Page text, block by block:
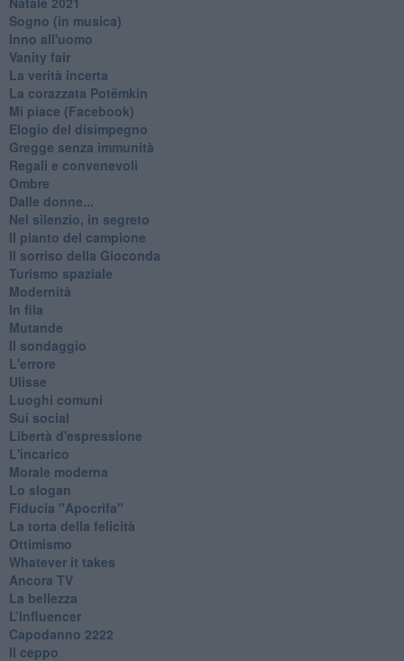
Sogno (in musica)
Inno all'uomo
Vanity fair
La verità incerta
La corazzata Potëmkin
Mi piace (Facebook)
Elogio del disimpegno
Gregge senza immunità
Regali e convenevoli
Ombre
Dalle donne...
Nel silenzio, in segreto
Il pianto del campione
Il sorriso della Gioconda
Turismo spaziale
Modernità
In fila
Mutande
Il sondaggio
L'errore
Ulisse
Luoghi comuni
Sui social
Libertà d'espressione
L'incarico
Morale moderna
Lo slogan
Fiducia "Apocrifa"
La torta della felicità
Ottimismo
Whatever it takes
Ancora TV
La bellezza
L’Influencer
​Capodanno 2222
Il ceppo